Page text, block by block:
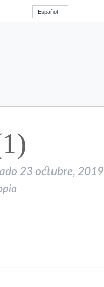
Español
23 octubre, 2019